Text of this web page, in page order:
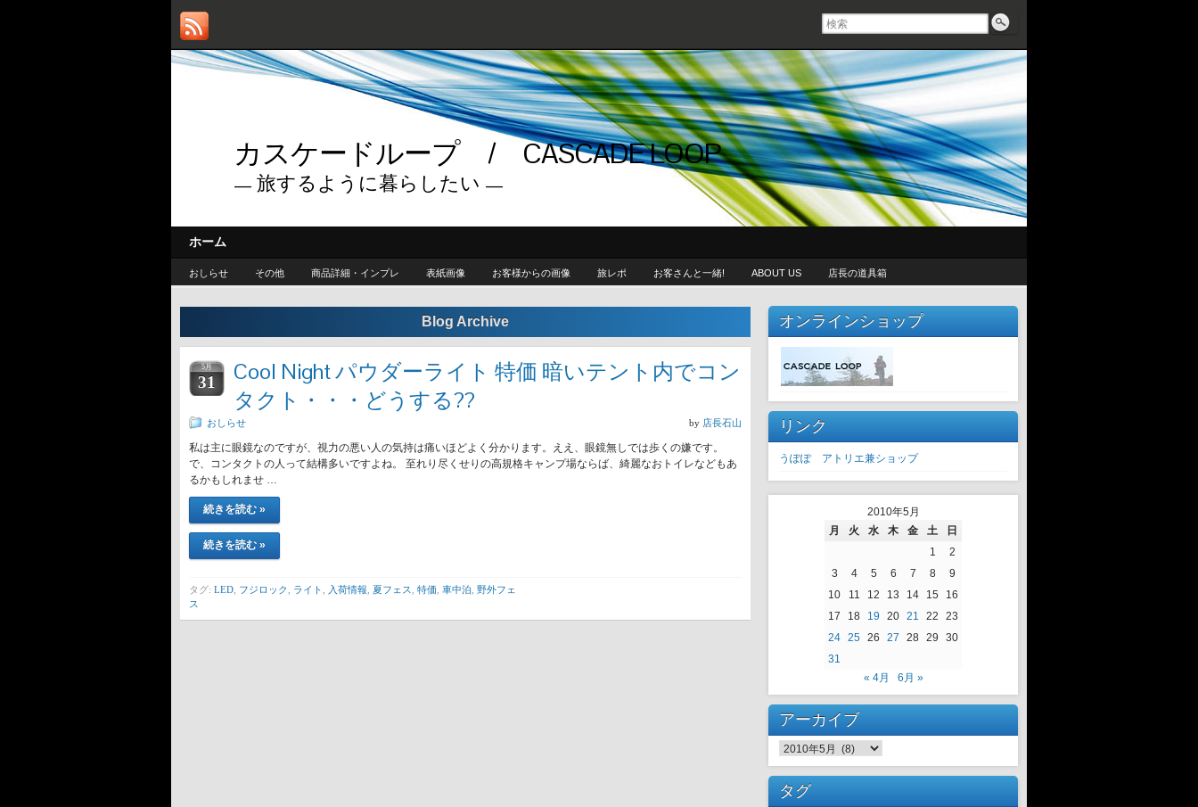
カスケードループ / CASCADE LOOP
— 旅するように暮らしたい —
ホーム
おしらせ その他 商品詳細・インプレ 表紙画像 お客様からの画像 旅レポ お客さんと一緒! ABOUT US 店長の道具箱
Blog Archive
5月
31
Cool Night パウダーライト 特価 暗いテント内でコン
タクト・・・どうする??
おしらせ by 店長石山
私は主に眼鏡なのですが、視力の悪い人の気持は痛いほどよく分かります。ええ、眼鏡無しでは歩くの嫌です。
で、コンタクトの人って結構多いですよね。 至れり尽くせりの高規格キャンプ場ならば、綺麗なおトイレなどもあ
るかもしれませ …
続きを読む »
続きを読む »
タグ: LED フジロック ライト 入荷情報 夏フェス 特価 車中泊 野外フェ
ス
オンラインショップ
リンク
うぽぽ アトリエ兼ショップ
2010年5月
月
火 水 木 金 土
日
1
2
3
4 5 6 7 8
9
10
11 12 13 14 15
16
17
18 19 20 21 22
23
24 25 26 27 28 29
30
31
« 4月
6月 »
アーカイブ
アーカイブ
タグ